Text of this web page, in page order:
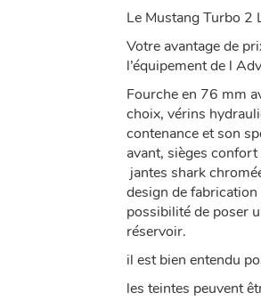
Le Mustang Turbo 2
Votre avantage de
l’équipement de l
Fourche en 76 mm
choix, vérins
contenance et son
avant, sièges
jantes shark
design de
possibilité de poser
réservoir.
il est bien entendu
les teintes peuvent